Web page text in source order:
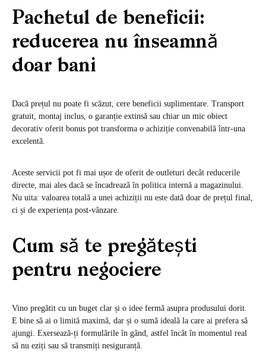
Pachetul de beneficii:
reducerea nu înseamnă
doar bani
Dacă prețul nu poate fi scăzut, cere beneficii suplimentare. Transport
gratuit, montaj inclus, o garanție extinsă sau chiar un mic obiect
decorativ oferit bonus pot transforma o achiziție convenabilă într-una
excelentă.
Aceste servicii pot fi mai ușor de oferit de outleturi decât reducerile
directe, mai ales dacă se încadrează în politica internă a magazinului.
Nu uita: valoarea totală a unei achiziții nu este dată doar de prețul final,
ci și de experiența post-vânzare.
Cum să te pregătești
pentru negociere
Vino pregătit cu un buget clar și o idee fermă asupra produsului dorit.
E bine să ai o limită maximă, dar și o sumă ideală la care ai prefera să
ajungi. Exersează-ți formulările în gând, astfel încât în momentul real
să nu eziți sau să transmiți nesiguranță.